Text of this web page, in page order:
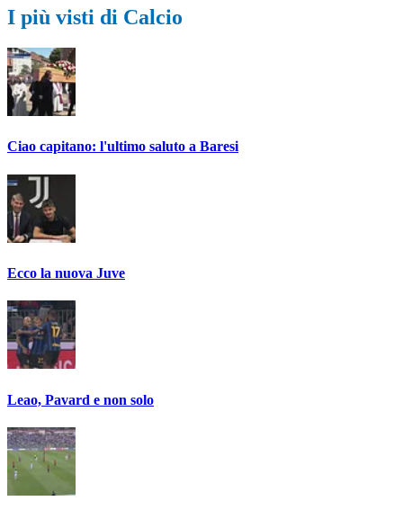
I più visti di Calcio
Ciao capitano: l'ultimo saluto a Baresi
Ecco la nuova Juve
Leao, Pavard e non solo